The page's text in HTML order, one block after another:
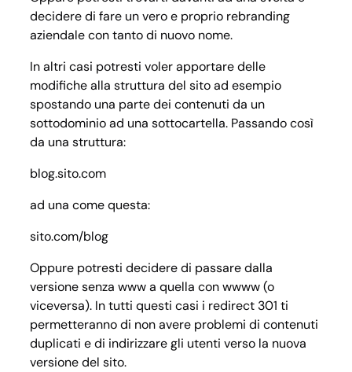
decidere di fare un vero e proprio rebranding
aziendale con tanto di nuovo nome.
In altri casi potresti voler apportare delle
modifiche alla struttura del sito ad esempio
spostando una parte dei contenuti da un
sottodominio ad una sottocartella. Passando così
da una struttura:
blog.sito.com
ad una come questa:
sito.com/blog
Oppure potresti decidere di passare dalla
versione senza www a quella con wwww (o
viceversa). In tutti questi casi i redirect 301 ti
permetteranno di non avere problemi di contenuti
duplicati e di indirizzare gli utenti verso la nuova
versione del sito.